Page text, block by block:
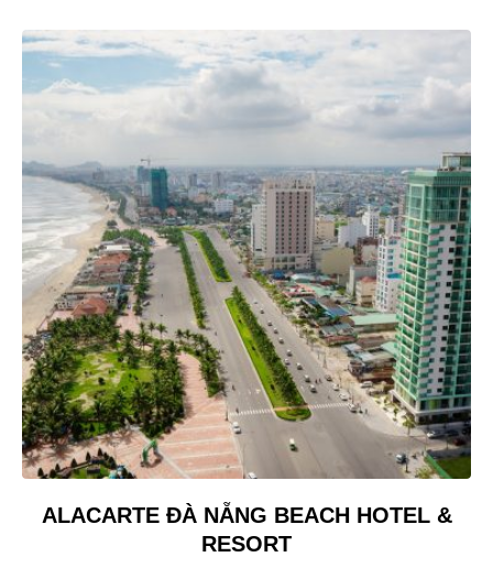
ALACARTE ĐÀ NẴNG BEACH HOTEL &
RESORT